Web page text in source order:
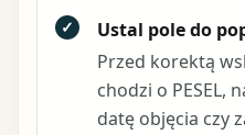
✓
Ustal pole do
Przed korektą
chodzi o PESEL,
datę objęcia czy